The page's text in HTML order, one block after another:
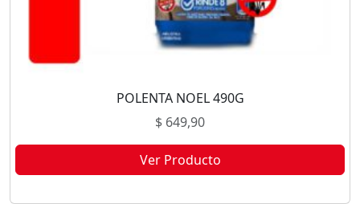
POLENTA NOEL 490G
$ 649,90
Ver Producto